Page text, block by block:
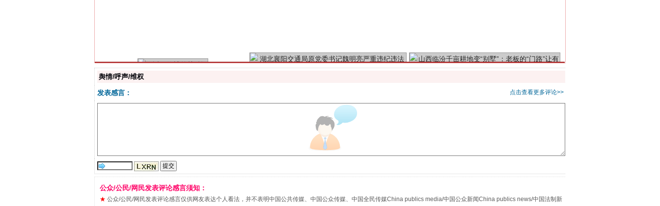
“刷贴”乱象丛生
舆情/呼声/维权
点击查看更多评论>>
发表感言：
公众/公民/网民发表评论感言须知：
★ 公众/公民/网民发表评论感言仅供网友表达个人看法，并不表明中国公共传媒、中国公众传媒、中国全民传媒China publics media/中国公众新闻China publics news/中国法制新